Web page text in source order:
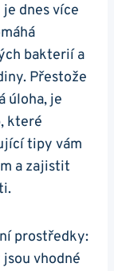
dnes více
bakterií a
Přestože
úloha, je
které
tipy vám
a zajistit
prostředky:
vhodné